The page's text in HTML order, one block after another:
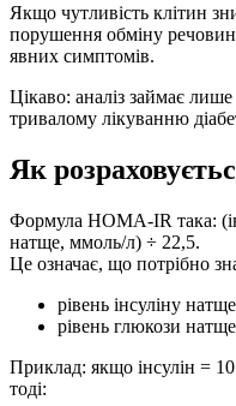
Якщо чутливість клітин
порушення обміну
явних симптомів.
Цікаво: аналіз займає
тривалому лікуванню
Як
Формула HOMA‑IR така:
натще, ммоль/л) ÷ 22,5.
Це означає, що потрібно
рівень інсуліну
рівень глюкози
Приклад: якщо інсулін =
тоді: